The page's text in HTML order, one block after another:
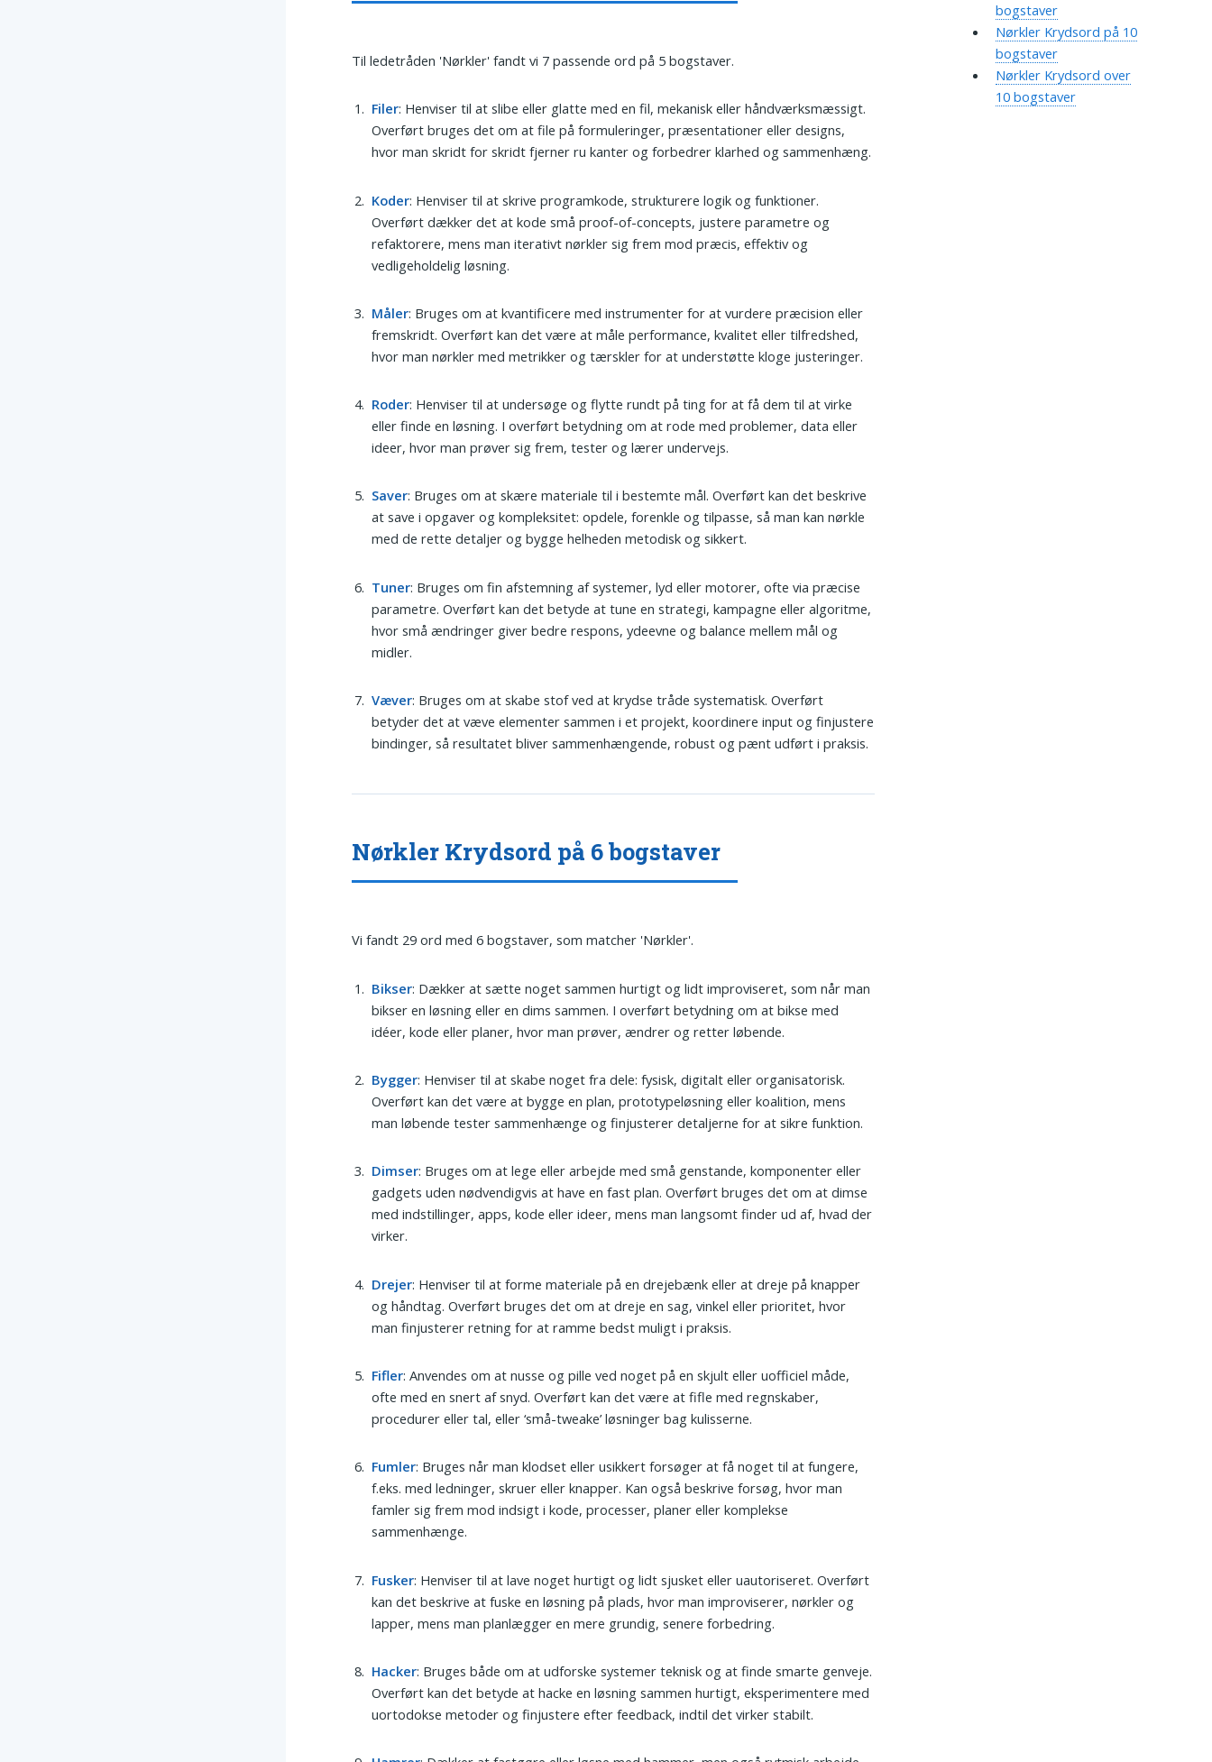
Til ledetråden 'Nørkler' fandt vi 7 passende ord på 5 bogstaver.
Filer: Henviser til at slibe eller glatte med en fil, mekanisk eller håndværksmæssigt.
Overført bruges det om at file på formuleringer, præsentationer eller designs,
hvor man skridt for skridt fjerner ru kanter og forbedrer klarhed og sammenhæng.
Koder: Henviser til at skrive programkode, strukturere logik og funktioner.
Overført dækker det at kode små proof-of-concepts, justere parametre og
refaktorere, mens man iterativt nørkler sig frem mod præcis, effektiv og
vedligeholdelig løsning.
Måler: Bruges om at kvantificere med instrumenter for at vurdere præcision eller
fremskridt. Overført kan det være at måle performance, kvalitet eller tilfredshed,
hvor man nørkler med metrikker og tærskler for at understøtte kloge justeringer.
Roder: Henviser til at undersøge og flytte rundt på ting for at få dem til at virke
eller finde en løsning. I overført betydning om at rode med problemer, data eller
ideer, hvor man prøver sig frem, tester og lærer undervejs.
Saver: Bruges om at skære materiale til i bestemte mål. Overført kan det beskrive
at save i opgaver og kompleksitet: opdele, forenkle og tilpasse, så man kan nørkle
med de rette detaljer og bygge helheden metodisk og sikkert.
Tuner: Bruges om fin afstemning af systemer, lyd eller motorer, ofte via præcise
parametre. Overført kan det betyde at tune en strategi, kampagne eller algoritme,
hvor små ændringer giver bedre respons, ydeevne og balance mellem mål og
midler.
Væver: Bruges om at skabe stof ved at krydse tråde systematisk. Overført
betyder det at væve elementer sammen i et projekt, koordinere input og finjustere
bindinger, så resultatet bliver sammenhængende, robust og pænt udført i praksis.
Nørkler Krydsord på 6 bogstaver
Vi fandt 29 ord med 6 bogstaver, som matcher 'Nørkler'.
Bikser: Dækker at sætte noget sammen hurtigt og lidt improviseret, som når man
bikser en løsning eller en dims sammen. I overført betydning om at bikse med
idéer, kode eller planer, hvor man prøver, ændrer og retter løbende.
Bygger: Henviser til at skabe noget fra dele: fysisk, digitalt eller organisatorisk.
Overført kan det være at bygge en plan, prototypeløsning eller koalition, mens
man løbende tester sammenhænge og finjusterer detaljerne for at sikre funktion.
Dimser: Bruges om at lege eller arbejde med små genstande, komponenter eller
gadgets uden nødvendigvis at have en fast plan. Overført bruges det om at dimse
med indstillinger, apps, kode eller ideer, mens man langsomt finder ud af, hvad der
virker.
Drejer: Henviser til at forme materiale på en drejebænk eller at dreje på knapper
og håndtag. Overført bruges det om at dreje en sag, vinkel eller prioritet, hvor
man finjusterer retning for at ramme bedst muligt i praksis.
Fifler: Anvendes om at nusse og pille ved noget på en skjult eller uofficiel måde,
ofte med en snert af snyd. Overført kan det være at fifle med regnskaber,
procedurer eller tal, eller ‘små-tweake’ løsninger bag kulisserne.
Fumler: Bruges når man klodset eller usikkert forsøger at få noget til at fungere,
f.eks. med ledninger, skruer eller knapper. Kan også beskrive forsøg, hvor man
famler sig frem mod indsigt i kode, processer, planer eller komplekse
sammenhænge.
Fusker: Henviser til at lave noget hurtigt og lidt sjusket eller uautoriseret. Overført
kan det beskrive at fuske en løsning på plads, hvor man improviserer, nørkler og
lapper, mens man planlægger en mere grundig, senere forbedring.
Hacker: Bruges både om at udforske systemer teknisk og at finde smarte genveje.
Overført kan det betyde at hacke en løsning sammen hurtigt, eksperimentere med
uortodokse metoder og finjustere efter feedback, indtil det virker stabilt.
bogstaver
Nørkler Krydsord på 10
bogstaver
Nørkler Krydsord over
10 bogstaver